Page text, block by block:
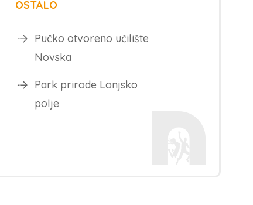
OSTALO
Pučko otvoreno učilište
Novska
Park prirode Lonjsko
polje